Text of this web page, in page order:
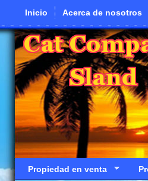
Pasar al contenido principal
Inicio Acerca de nosotros
Propiedad en venta